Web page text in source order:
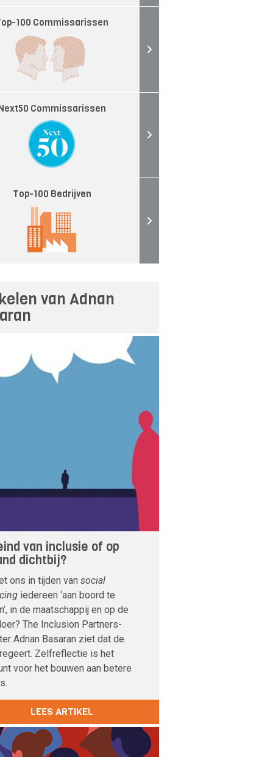
100 Commissarissen
Commissarissen
Top-100 Bedrijven
van Adnan
van inclusie of op
dichtbij?
ons in tijden van social
iedereen ‘aan boord te
in de maatschappij en op de
The Inclusion Partners-
Adnan Basaran ziet dat de
Zelfreflectie is het
voor het bouwen aan betere
LEES ARTIKEL